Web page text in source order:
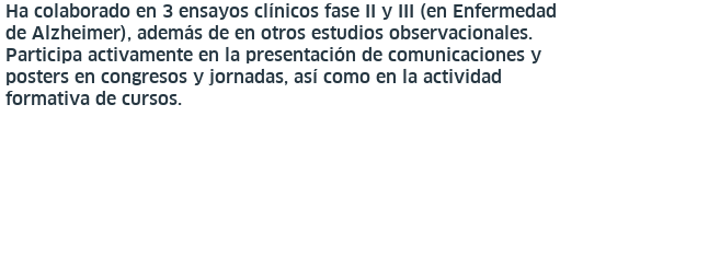
Ha colaborado en 3 ensayos clínicos fase II y III (en Enfermedad
de Alzheimer), además de en otros estudios observacionales.
Participa activamente en la presentación de comunicaciones y
posters en congresos y jornadas, así como en la actividad
formativa de cursos.